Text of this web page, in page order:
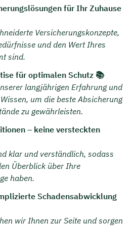
für Ihr Zuhause
Versicherungskonzepte,
und den Wert Ihres
sind.
für optimalen Schutz 📚
langjährigen Erfahrung und
um die beste Absicherung
zu gewährleisten.
– keine versteckten
klar und verständlich, sodass
Überblick über Ihre
haben.
Schadensabwicklung
wir Ihnen zur Seite und sorgen
Wunschtermin: